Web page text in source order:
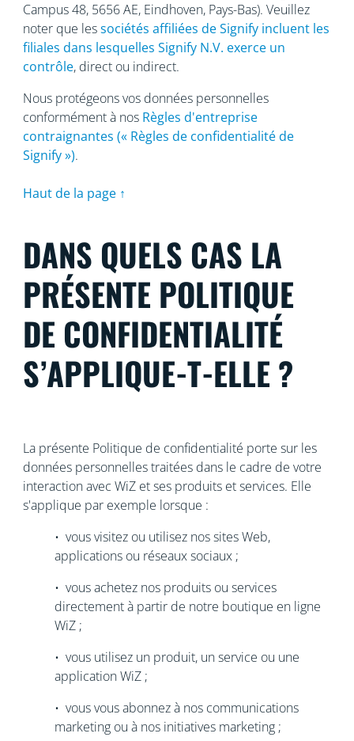
Campus 48, 5656AE, Eindhoven, Pays-Bas). Veuillez
noter que lessociétés affiliées de Signify incluent les
filiales dans lesquelles Signify N.V. exerce un
contrôle, direct ou indirect.
Nous protégeons vos données personnelles
conformément à nos Règles d'entreprise
contraignantes (« Règles de confidentialité de
Signify »).
Haut de la page ↑
DANS QUELS CAS LA
PRÉSENTE POLITIQUE
DE CONFIDENTIALITÉ
S’APPLIQUE-T-ELLE ?
La présente Politique de confidentialité porte sur les
données personnelles traitées dans le cadre de votre
interaction avec WiZ et ses produits et services. Elle
s'applique par exemple lorsque :
• vous visitez ou utilisez nos sites Web,
applications ou réseaux sociaux ;
• vous achetez nos produits ou services
directement à partir de notre boutique en ligne
WiZ ;
• vous utilisez un produit, un service ou une
application WiZ ;
• vous vous abonnez à nos communications
marketing ou à nos initiatives marketing ;